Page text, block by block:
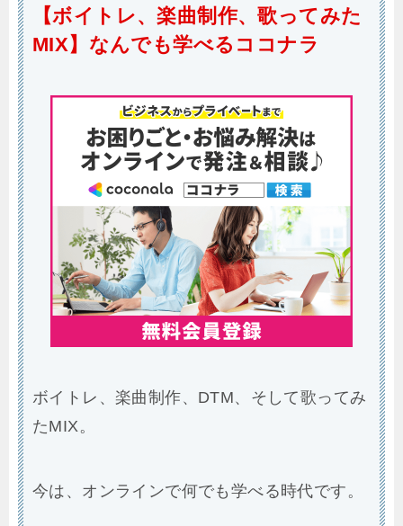
【ボイトレ、楽曲制作、歌ってみた
MIX】なんでも学べるココナラ
ボイトレ、楽曲制作、DTM、そして歌ってみ
たMIX。
今は、オンラインで何でも学べる時代です。